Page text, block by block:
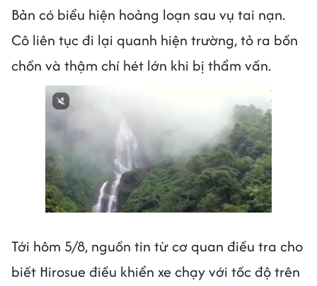
Bản có biểu hiện hoảng loạn sau vụ tai nạn.
Cô liên tục đi lại quanh hiện trường, tỏ ra bồn
chồn và thậm chí hét lớn khi bị thẩm vấn.
Tới hôm 5/8, nguồn tin từ cơ quan điều tra cho
biết Hirosue điều khiển xe chạy với tốc độ trên